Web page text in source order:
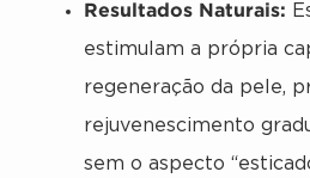
Resultados Naturais:
estimulam a própria
regeneração da pele,
rejuvenescimento
sem o aspecto